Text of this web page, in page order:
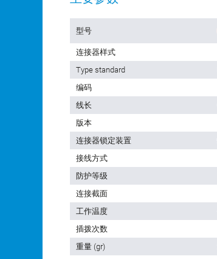
型号
连接器样式
Type standard
编码
线长
版本
连接器锁定装置
接线方式
防护等级
连接截面
工作温度
插拨次数
重量 (gr)